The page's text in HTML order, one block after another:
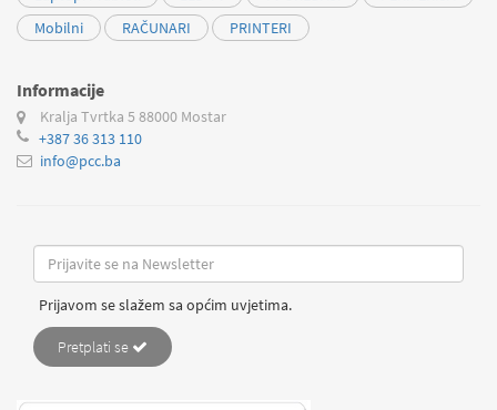
Mobilni
RAČUNARI PRINTERI
Informacije
Kralja Tvrtka 5 88000 Mostar
+387 36 313 110
info@pcc.ba
Prijavom se slažem sa općim uvjetima.
Pretplati se